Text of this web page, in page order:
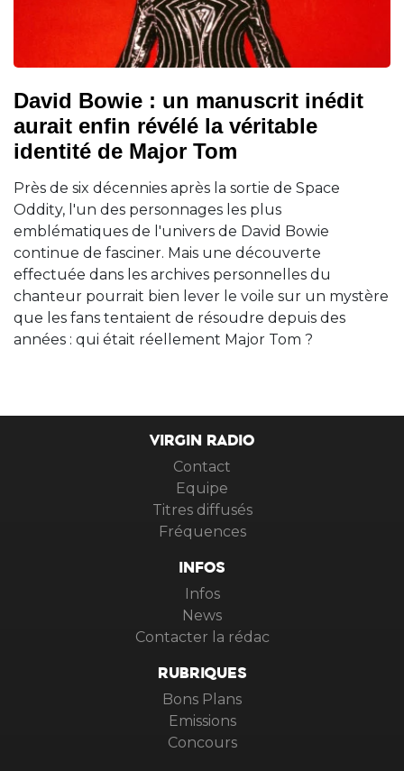
David Bowie : un manuscrit inédit
aurait enfin révélé la véritable
identité de Major Tom
Près de six décennies après la sortie de Space
Oddity, l'un des personnages les plus
emblématiques de l'univers de David Bowie
continue de fasciner. Mais une découverte
effectuée dans les archives personnelles du
chanteur pourrait bien lever le voile sur un mystère
que les fans tentaient de résoudre depuis des
années : qui était réellement Major Tom ?
VIRGIN RADIO
Contact
Equipe
Titres diffusés
Fréquences
INFOS
Infos
News
Contacter la rédac
RUBRIQUES
Bons Plans
Emissions
Concours